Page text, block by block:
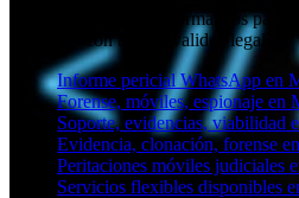
Informes periciales informáticos para
abogados con toda la validez legal.
Informe pericial WhatsApp en
Forense, móviles, espionaje en
Soporte, evidencias, viabilidad
Evidencia, clonación, forense
Peritaciones móviles judiciales
Servicios flexibles disponibles